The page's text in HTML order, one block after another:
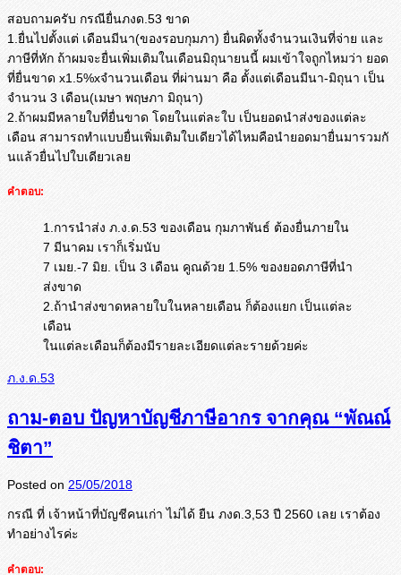
สอบถามครับ กรณียื่นภงด.53 ขาด
1.ยื่นไปตั้งแต่ เดือนมีนา(ของรอบกุมภา) ยื่นผิดทั้งจำนวนเงินที่จ่าย และ
ภาษีที่หัก ถ้าผมจะยื่นเพิ่มเติมในเดือนมิถุนายนนี้ ผมเข้าใจถูกไหมว่า ยอด
ที่ยื่นขาด x1.5%xจำนวนเดือน ที่ผ่านมา คือ ตั้งแต่เดือนมีนา-มิถุนา เป็น
จำนวน 3 เดือน(เมษา พฤษภา มิถุนา)
2.ถ้าผมมีหลายใบที่ยื่นขาด โดยในแต่ละใบ เป็นยอดนำส่งของแต่ละ
เดือน สามารถทำแบบยื่นเพิ่มเติมใบเดียวได้ไหมคือนำยอดมายื่นมารวมกั
นแล้วยื่นไปใบเดียวเลย
คำตอบ:
1.การนำส่ง ภ.ง.ด.53 ของเดือน กุมภาพันธ์ ต้องยื่นภายใน
7 มีนาคม เราก็เริ่มนับ
7 เมย.-7 มิย. เป็น 3 เดือน คูณด้วย 1.5% ของยอดภาษีที่นำ
ส่งขาด
2.ถ้านำส่งขาดหลายใบในหลายเดือน ก็ต้องแยก เป็นแต่ละ
เดือน
ในแต่ละเดือนก็ต้องมีรายละเอียดแต่ละรายด้วยค่ะ
ภ.ง.ด.53
ถาม-ตอบ ปัญหาบัญชีภาษีอากร จากคุณ “พัณณ์
ชิตา”
Posted on 25/05/2018
กรณี ที่ เจ้าหน้าที่บัญชีคนเก่า ไม่ได้ ยืน ภงด.3,53 ปี 2560 เลย เราต้อง
ทำอย่างไรค่ะ
คำตอบ: